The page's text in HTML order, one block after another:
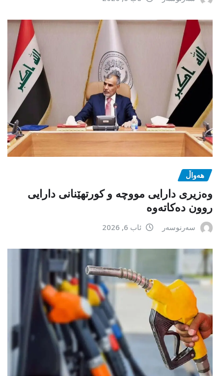
هەواڵ
وەزیری دارایی مووچە و کورتهێنانی دارایی
روون دەکاتەوە
سەرنوسەر ئاب 6, 2026